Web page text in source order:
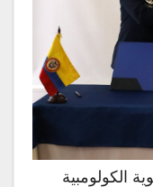
الكولومبية